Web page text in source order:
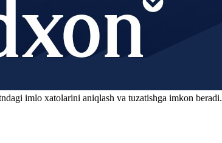
imlo xatolarini aniqlash va tuzatishga imkon beradi.